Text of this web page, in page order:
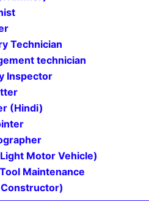
Technician
technician
Inspector
(Hindi)
Motor Vehicle)
Maintenance